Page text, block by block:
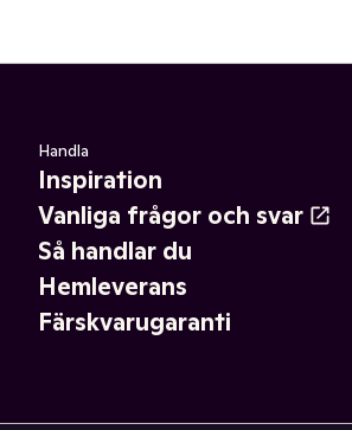
Handla
Inspiration
Vanliga frågor och svar
Så handlar du
Hemleverans
Färskvarugaranti